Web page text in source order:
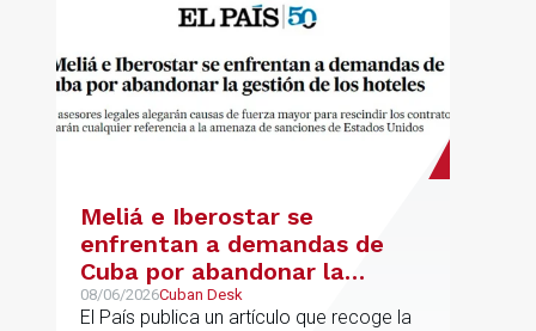
Meliá e Iberostar se
enfrentan a demandas de
Cuba por abandonar la
gestión de los hoteles
08/06/2026Cuban Desk
El País publica un artículo que recoge la